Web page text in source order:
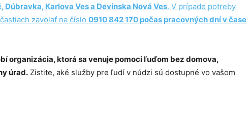
Dúbravka, Karlova Ves a Devínska Nová Ves. V prípade potreby
zavolať na číslo 0910 842 170 počas pracovných dní v čase
organizácia, ktorá sa venuje pomoci ľuďom bez domova,
úrad. Zistite, aké služby pre ľudí v núdzi sú dostupné vo vašom